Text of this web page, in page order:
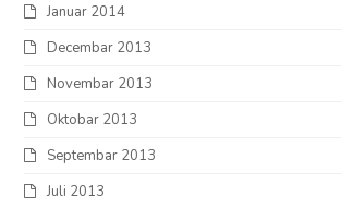
Januar 2014
Decembar 2013
Novembar 2013
Oktobar 2013
Septembar 2013
Juli 2013